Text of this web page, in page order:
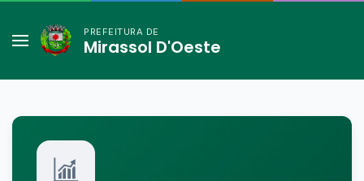
PREFEITURA DE
Mirassol D'Oeste